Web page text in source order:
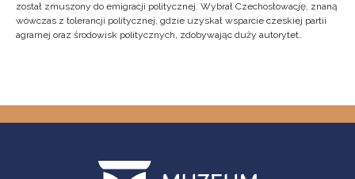
został zmuszony do emigracji politycznej. Wybrał Czechosłowację, znaną
wówczas z tolerancji politycznej, gdzie uzyskał wsparcie czeskiej partii
agrarnej oraz środowisk politycznych, zdobywając duży autorytet.